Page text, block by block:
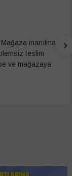
inanılmaz
teslim
ve mağazaya